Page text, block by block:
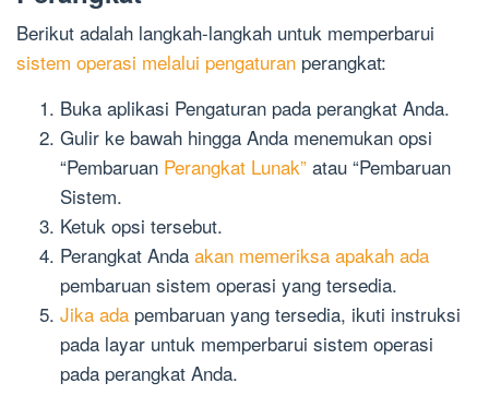
Berikut adalah langkah-langkah untuk memperbarui
sistem operasi melalui pengaturan perangkat:
Buka aplikasi Pengaturan pada perangkat Anda.
Gulir ke bawah hingga Anda menemukan opsi
“Pembaruan Perangkat Lunak” atau “Pembaruan
Sistem.
Ketuk opsi tersebut.
Perangkat Anda akan memeriksa apakah ada
pembaruan sistem operasi yang tersedia.
Jika ada pembaruan yang tersedia, ikuti instruksi
pada layar untuk memperbarui sistem operasi
pada perangkat Anda.